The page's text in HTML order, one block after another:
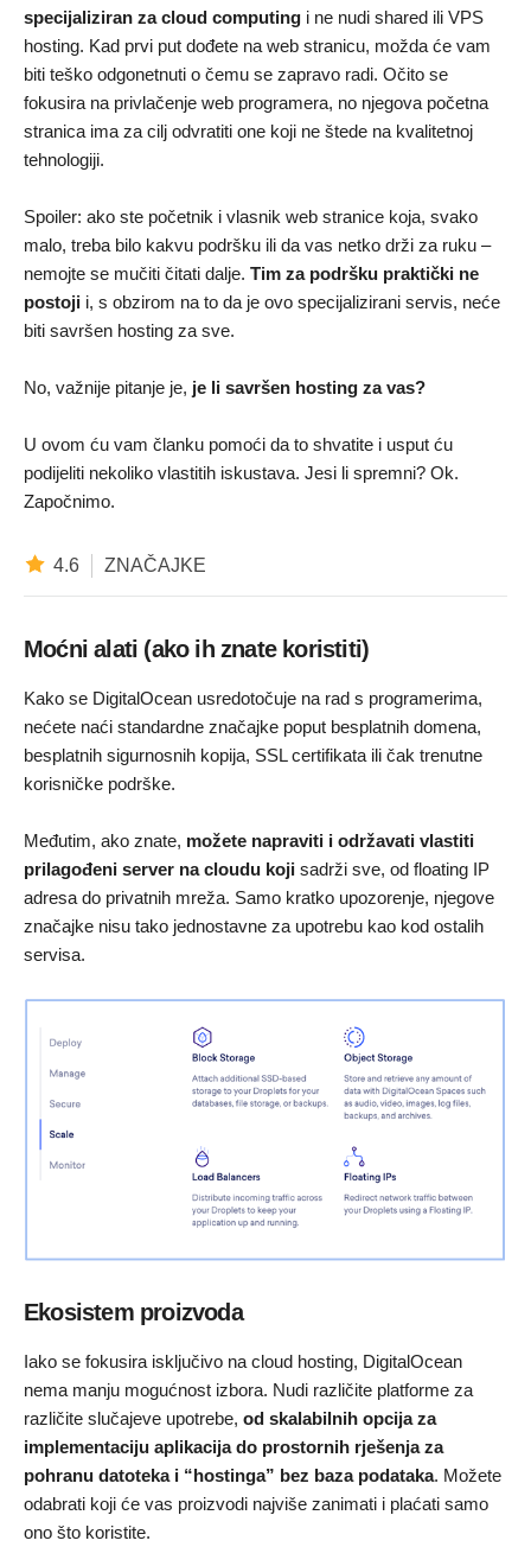
specijaliziran za cloud computing i ne nudi shared ili VPS
hosting. Kad prvi put dođete na web stranicu, možda će vam
biti teško odgonetnuti o čemu se zapravo radi. Očito se
fokusira na privlačenje web programera, no njegova početna
stranica ima za cilj odvratiti one koji ne štede na kvalitetnoj
tehnologiji.
Spoiler: ako ste početnik i vlasnik web stranice koja, svako
malo, treba bilo kakvu podršku ili da vas netko drži za ruku –
nemojte se mučiti čitati dalje. Tim za podršku praktički ne
postoji i, s obzirom na to da je ovo specijalizirani servis, neće
biti savršen hosting za sve.
No, važnije pitanje je, je li savršen hosting za vas?
U ovom ću vam članku pomoći da to shvatite i usput ću
podijeliti nekoliko vlastitih iskustava. Jesi li spremni? Ok.
Započnimo.
4.6 ZNAČAJKE
Moćni alati (ako ih znate koristiti)
Kako se DigitalOcean usredotočuje na rad s programerima,
nećete naći standardne značajke poput besplatnih domena,
besplatnih sigurnosnih kopija, SSL certifikata ili čak trenutne
korisničke podrške.
Međutim, ako znate, možete napraviti i održavati vlastiti
prilagođeni server na cloudu koji sadrži sve, od floating IP
adresa do privatnih mreža. Samo kratko upozorenje, njegove
značajke nisu tako jednostavne za upotrebu kao kod ostalih
servisa.
Ekosistem proizvoda
Iako se fokusira isključivo na cloud hosting, DigitalOcean
nema manju mogućnost izbora. Nudi različite platforme za
različite slučajeve upotrebe, od skalabilnih opcija za
implementaciju aplikacija do prostornih rješenja za
pohranu datoteka i “hostinga” bez baza podataka. Možete
odabrati koji će vas proizvodi najviše zanimati i plaćati samo
ono što koristite.